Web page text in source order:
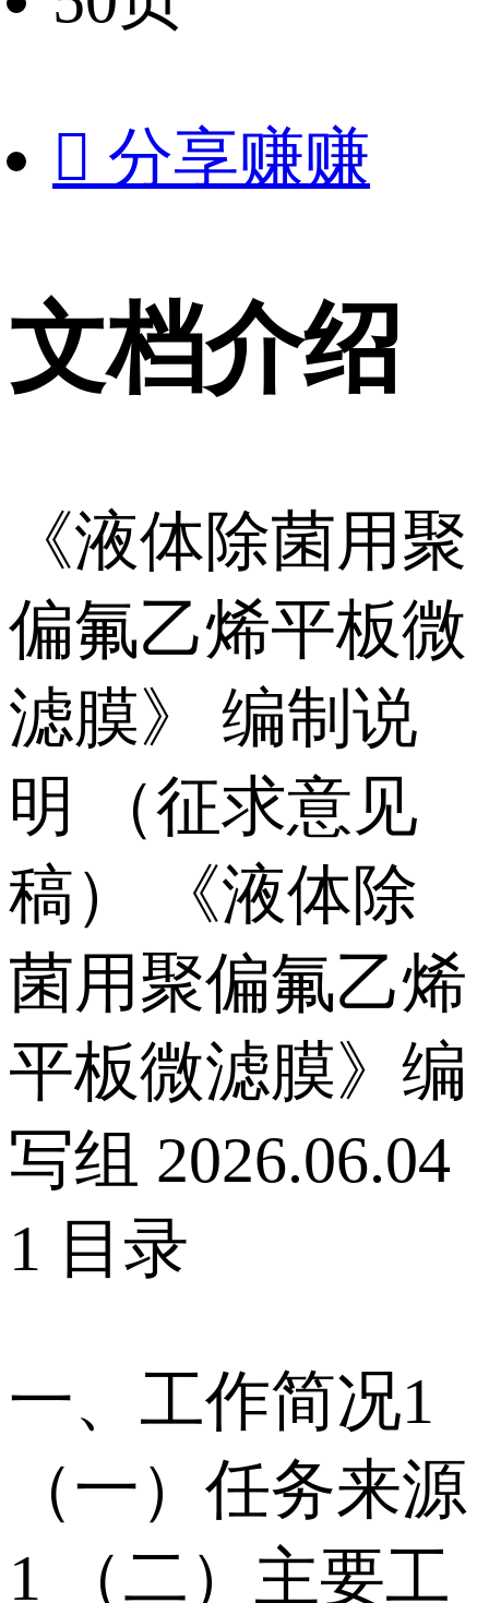
 分享赚赚
文档介绍
《液体除菌用聚
偏氟乙烯平板微
滤膜》 编制说
明 （征求意见
稿） 《液体除
菌用聚偏氟乙烯
平板微滤膜》编
写组 2026.06.04
1 目录
一、工作简况1
（一）任务来源
1 （二）主要工